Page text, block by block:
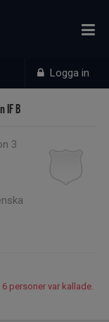
Logga in
IF B
3
personer var kallade.